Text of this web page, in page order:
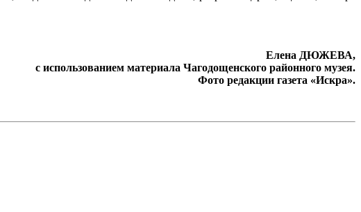
Елена ДЮЖЕВА,
с использованием материала Чагодощенского районного музея.
Фото редакции газета «Искра».